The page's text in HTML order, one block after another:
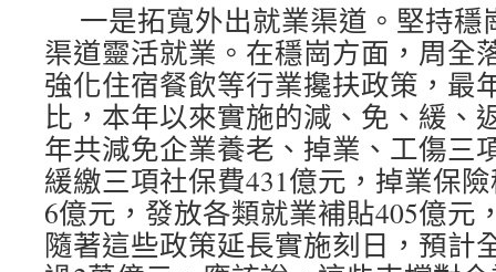
一是拓寬外出就業渠道。堅持
渠道靈活就業。在穩崗方面，周全
強化住宿餐飲等行業攙扶政策，最
比，本年以來實施的減、免、緩、
年共減免企業養老、掉業、工傷三
緩繳三項社保費431億元，掉業保
6億元，發放各類就業補貼405億元
隨著這些政策延長實施刻日，預計